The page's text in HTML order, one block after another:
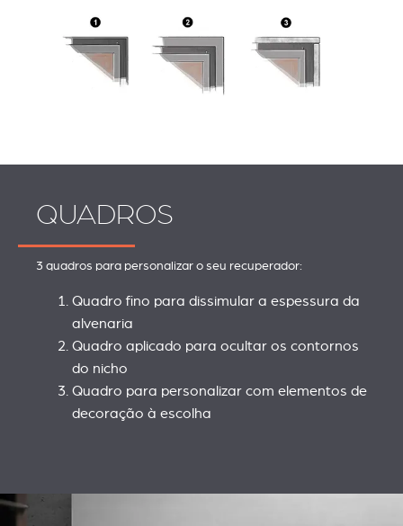
QUADROS
3 quadros para personalizar o seu recuperador:
Quadro fino para dissimular a espessura da
alvenaria
Quadro aplicado para ocultar os contornos
do nicho
Quadro para personalizar com elementos de
decoração à escolha